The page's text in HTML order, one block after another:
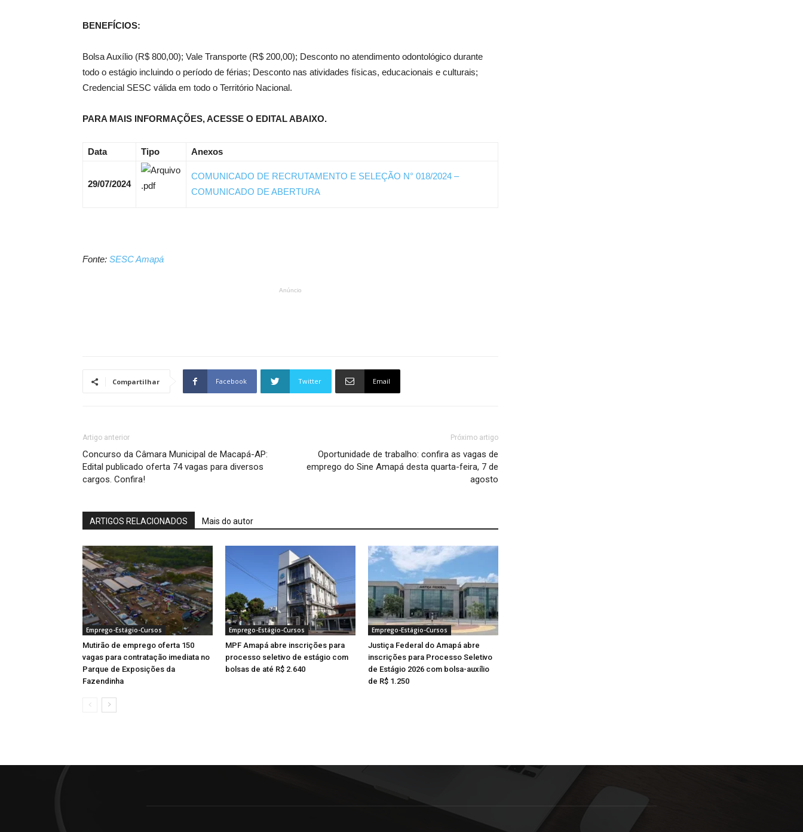
BENEFÍCIOS:
Bolsa Auxílio (R$ 800,00); Vale Transporte (R$ 200,00); Desconto no atendimento odontológico durante
todo o estágio incluindo o período de férias; Desconto nas atividades físicas, educacionais e culturais;
Credencial SESC válida em todo o Território Nacional.
PARA MAIS INFORMAÇÕES, ACESSE O EDITAL ABAIXO.
Data Tipo Anexos
29/07/2024
COMUNICADO DE RECRUTAMENTO E SELEÇÃO N° 018/2024 –
COMUNICADO DE ABERTURA
Fonte: SESC Amapá
Anúncio
Compartilhar Facebook Twitter Email
Artigo anterior
Concurso da Câmara Municipal de Macapá-AP:
Edital publicado oferta 74 vagas para diversos
cargos. Confira!
Próximo artigo
Oportunidade de trabalho: confira as vagas de
emprego do Sine Amapá desta quarta-feira, 7 de
agosto
ARTIGOS RELACIONADOS Mais do autor
Emprego-Estágio-Cursos
Mutirão de emprego oferta 150
vagas para contratação imediata no
Parque de Exposições da
Fazendinha
Emprego-Estágio-Cursos
MPF Amapá abre inscrições para
processo seletivo de estágio com
bolsas de até R$ 2.640
Emprego-Estágio-Cursos
Justiça Federal do Amapá abre
inscrições para Processo Seletivo
de Estágio 2026 com bolsa-auxílio
de R$ 1.250